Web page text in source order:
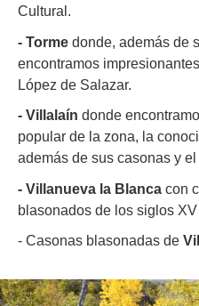
Cultural.
- Torme donde, además de
encontramos
López de Salazar.
- Villalaín donde
popular de la zona, la
además de sus casonas y
- Villanueva la Blanca con
blasonados de los siglos
- Casonas blasonadas de